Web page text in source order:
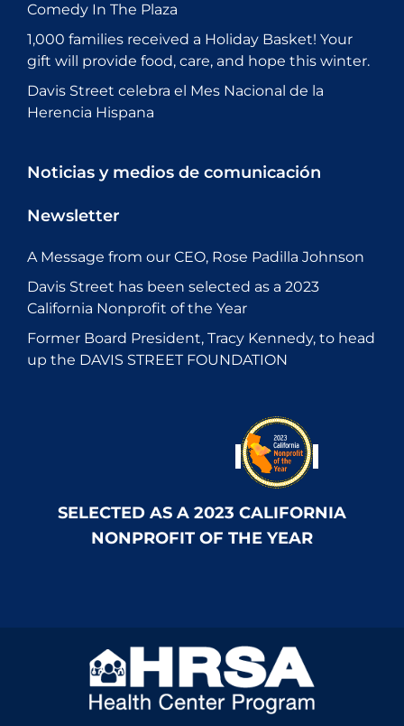
Comedy In The Plaza
1,000 families received a Holiday Basket! Your
gift will provide food, care, and hope this winter.
Davis Street celebra el Mes Nacional de la
Herencia Hispana
Noticias y medios de comunicación
Newsletter
A Message from our CEO, Rose Padilla Johnson
Davis Street has been selected as a 2023
California Nonprofit of the Year
Former Board President, Tracy Kennedy, to head
up the DAVIS STREET FOUNDATION
SELECTED AS A 2023 CALIFORNIA
NONPROFIT OF THE YEAR